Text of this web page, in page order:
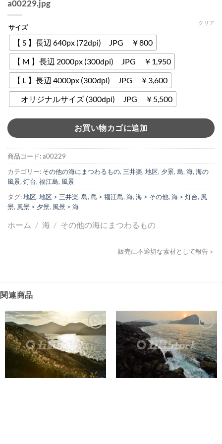
a00229.jpg
サイズ
【 S 】長辺 640px (72dpi) JPG ￥800
【 M 】長辺 2000px (300dpi) JPG ￥1,950
【 L 】長辺 4000px (300dpi) JPG ￥3,600
オリジナルサイズ (300dpi) JPG ￥5,500
クリア
お買い物カゴに追加
商品コード:a00229
カテゴリー: その他の海にまつわるもの, 三井楽, 地区, 夕景, 島, 海, 海の
風景, 灯台, 福江島, 風景
タグ:地区, 地区 > 三井楽, 島, 島 > 福江島, 海, 海 > その他, 海 > 灯台, 風
景, 風景 > 夕景, 風景 > 海
ホーム / 海 / その他の海にまつわるもの
販売に不適切な素材として報告＞
関連商品